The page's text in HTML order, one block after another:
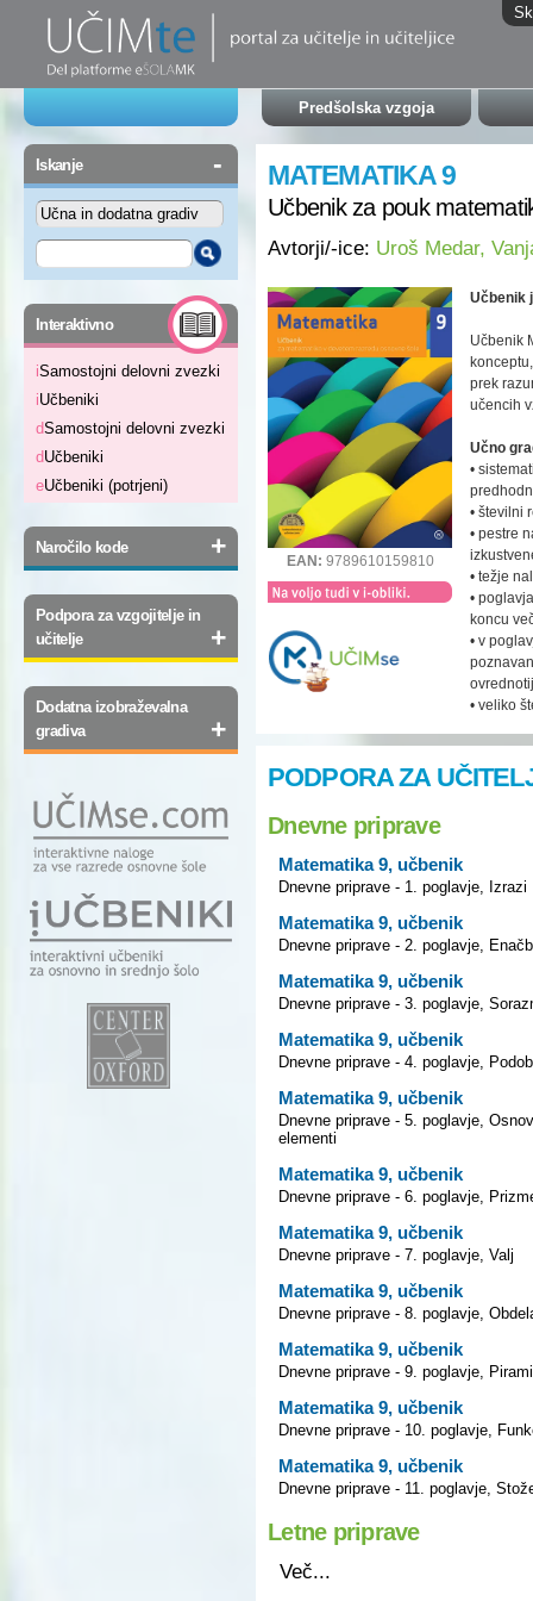
Predšolska vzgoja
Iskanje -
Interaktivno -
iSamostojni delovni zvezki
iUčbeniki
dSamostojni delovni zvezki
dUčbeniki
eUčbeniki (potrjeni)
Naročilo kode +
Podpora za vzgojitelje in
učitelje
+
Dodatna izobraževalna
gradiva
+
MATEMATIKA 9
Učbenik za pouk
Avtorji/-ice: Uroš Medar,
EAN: 9789610159810
Učbenik
Učbenik
prek
učencih
Učno
•
• številni
• pestre
• težje
•
koncu
• v
• veliko
PODPORA ZA
Dnevne priprave
Matematika 9, učbenik
Dnevne priprave - 1. poglavje, Izrazi
Matematika 9, učbenik
Dnevne priprave - 2. poglavje,
Matematika 9, učbenik
Dnevne priprave - 3. poglavje,
Matematika 9, učbenik
Dnevne priprave - 4. poglavje,
Matematika 9, učbenik
Dnevne priprave - 5. poglavje,
elementi
Matematika 9, učbenik
Dnevne priprave - 6. poglavje,
Matematika 9, učbenik
Dnevne priprave - 7. poglavje, Valj
Matematika 9, učbenik
Dnevne priprave - 8. poglavje,
Matematika 9, učbenik
Dnevne priprave - 9. poglavje,
Matematika 9, učbenik
Dnevne priprave - 10. poglavje,
Matematika 9, učbenik
Dnevne priprave - 11. poglavje,
Letne priprave
Več...